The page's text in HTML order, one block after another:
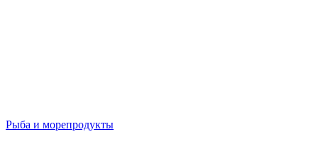
Рыба и морепродукты